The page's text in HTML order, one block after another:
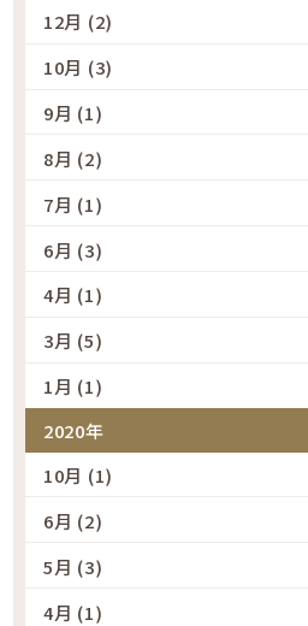
12月 (2)
10月 (3)
9月 (1)
8月 (2)
7月 (1)
6月 (3)
4月 (1)
3月 (5)
1月 (1)
2020年
10月 (1)
6月 (2)
5月 (3)
4月 (1)